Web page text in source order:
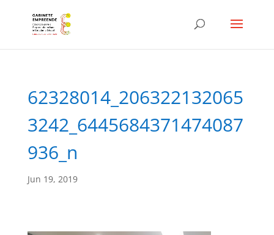
62328014_206322132065
3242_6445684371474087
936_n
Jun 19, 2019